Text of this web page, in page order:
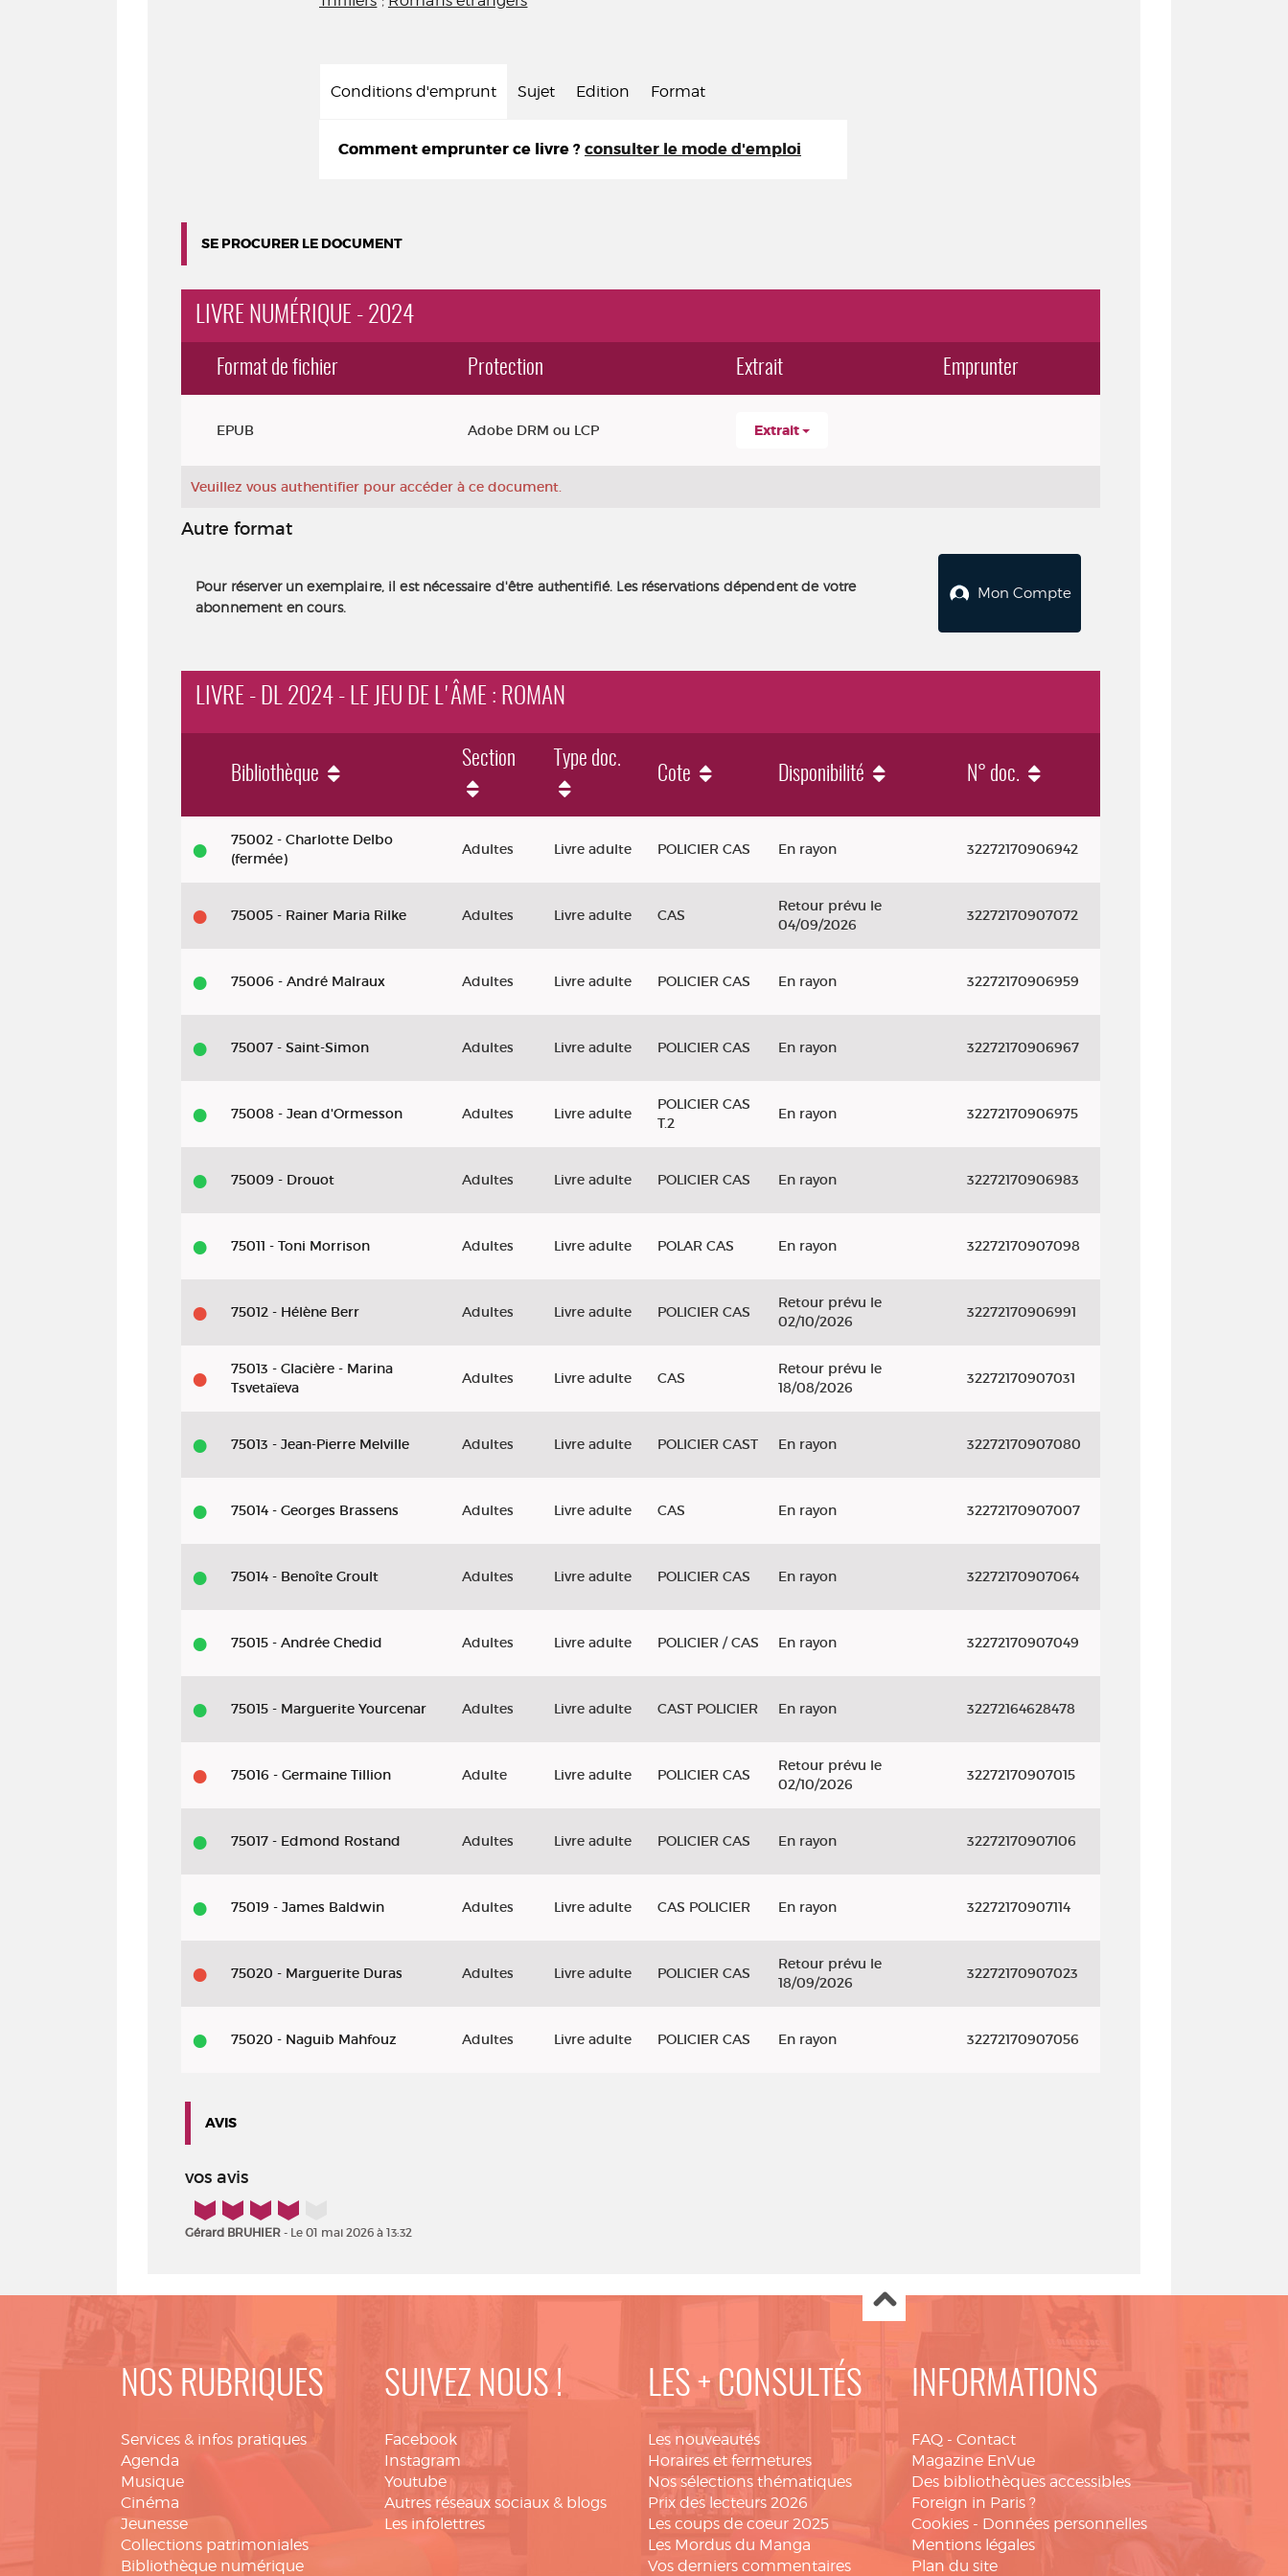
Conditions d'emprunt Sujet Edition Format
Comment emprunter ce livre ? consulter le mode d'emploi
SE PROCURER LE DOCUMENT
LIVRE NUMÉRIQUE - 2024
Format de fichier Protection Extrait Emprunter
EPUB Adobe DRM ou LCP Extrait
Veuillez vous authentifier pour accéder à ce document.
Autre format
Pour réserver un exemplaire, il est nécessaire d'être authentifié. Les réservations dépendent de votre
abonnement en cours.
Mon Compte
LIVRE - DL 2024 - LE JEU DE L'ÂME : ROMAN
Livre - DL 2024 - Le jeu de l'âme : roman
Bibliothèque
Section Type doc.
Cote Disponibilité N° doc.
75002 - Charlotte Delbo
(fermée)
Adultes Livre adulte POLICIER CAS En rayon 32272170906942
75005 - Rainer Maria Rilke Adultes Livre adulte CAS
Retour prévu le
04/09/2026
32272170907072
75006 - André Malraux Adultes Livre adulte POLICIER CAS En rayon 32272170906959
75007 - Saint-Simon Adultes Livre adulte POLICIER CAS En rayon 32272170906967
75008 - Jean d'Ormesson Adultes Livre adulte
POLICIER CAS
T.2
En rayon 32272170906975
75009 - Drouot Adultes Livre adulte POLICIER CAS En rayon 32272170906983
75011 - Toni Morrison Adultes Livre adulte POLAR CAS En rayon 32272170907098
75012 - Hélène Berr Adultes Livre adulte POLICIER CAS
Retour prévu le
02/10/2026
32272170906991
75013 - Glacière - Marina
Tsvetaïeva
Adultes Livre adulte CAS
Retour prévu le
18/08/2026
32272170907031
75013 - Jean-Pierre Melville Adultes Livre adulte POLICIER CAST En rayon 32272170907080
75014 - Georges Brassens Adultes Livre adulte CAS En rayon 32272170907007
75014 - Benoîte Groult Adultes Livre adulte POLICIER CAS En rayon 32272170907064
75015 - Andrée Chedid Adultes Livre adulte POLICIER / CAS En rayon 32272170907049
75015 - Marguerite Yourcenar Adultes Livre adulte CAST POLICIER En rayon 32272164628478
75016 - Germaine Tillion Adulte Livre adulte POLICIER CAS
Retour prévu le
02/10/2026
32272170907015
75017 - Edmond Rostand Adultes Livre adulte POLICIER CAS En rayon 32272170907106
75019 - James Baldwin Adultes Livre adulte CAS POLICIER En rayon 32272170907114
75020 - Marguerite Duras Adultes Livre adulte POLICIER CAS
Retour prévu le
18/09/2026
32272170907023
75020 - Naguib Mahfouz Adultes Livre adulte POLICIER CAS En rayon 32272170907056
AVIS
vos avis
4/5
Gérard BRUHIER - Le 01 mai 2026 à 13:32
NOS RUBRIQUES
Services & infos pratiques
Agenda
Musique
Cinéma
Jeunesse
Collections patrimoniales
Bibliothèque numérique
SUIVEZ NOUS !
Facebook
Instagram
Youtube
Autres réseaux sociaux & blogs
Les infolettres
LES + CONSULTÉS
Les nouveautés
Horaires et fermetures
Nos sélections thématiques
Prix des lecteurs 2026
Les coups de coeur 2025
Les Mordus du Manga
Vos derniers commentaires
INFORMATIONS
FAQ - Contact
Magazine EnVue
Des bibliothèques accessibles
Foreign in Paris ?
Cookies - Données personnelles
Mentions légales
Plan du site